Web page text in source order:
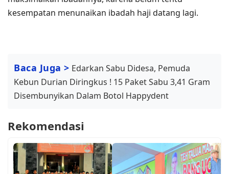
kesempatan menunaikan ibadah haji datang lagi.
Baca Juga > Edarkan Sabu Didesa, Pemuda
Kebun Durian Diringkus ! 15 Paket Sabu 3,41 Gram
Disembunyikan Dalam Botol Happydent
Rekomendasi